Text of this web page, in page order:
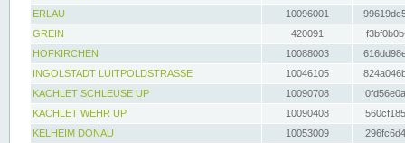
ERLAU
10096001
GREIN
420091
HOFKIRCHEN
10088003
INGOLSTADT LUITPOLDSTRASSE
10046105
KACHLET SCHLEUSE UP
10090708
KACHLET WEHR UP
10090408
KELHEIM DONAU
10053009